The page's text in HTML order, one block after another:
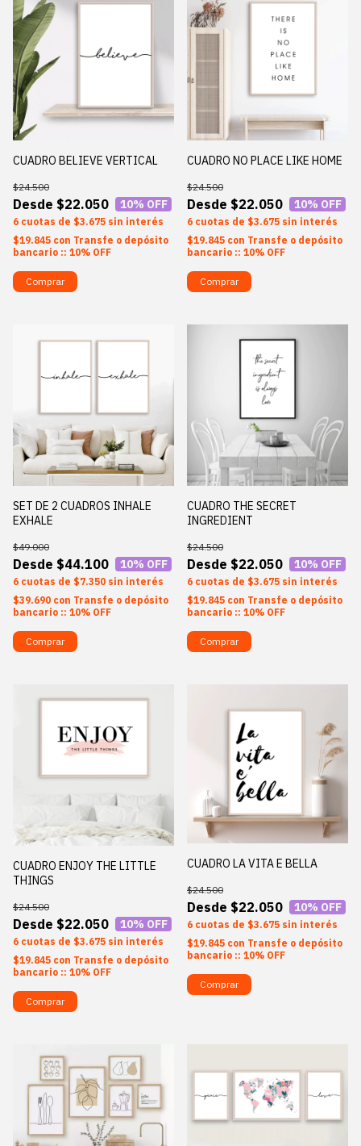
CUADRO BELIEVE VERTICAL
$22.050
$24.500
10% OFF
6 $3.675 sin interés
$19.845 con Transfe o depósito
bancario :: 10% OFF
Comprar
CUADRO NO PLACE LIKE HOME
$22.050
$24.500
10% OFF
6 $3.675 sin interés
$19.845 con Transfe o depósito
bancario :: 10% OFF
Comprar
SET DE 2 CUADROS INHALE
EXHALE
$44.100
$49.000
10% OFF
6 $7.350 sin interés
$39.690 con Transfe o depósito
bancario :: 10% OFF
Comprar
CUADRO THE SECRET
INGREDIENT
$22.050
$24.500
10% OFF
6 $3.675 sin interés
$19.845 con Transfe o depósito
bancario :: 10% OFF
Comprar
CUADRO ENJOY THE LITTLE
THINGS
$22.050
$24.500
10% OFF
6 $3.675 sin interés
$19.845 con Transfe o depósito
bancario :: 10% OFF
Comprar
CUADRO LA VITA E BELLA
$22.050
$24.500
10% OFF
6 $3.675 sin interés
$19.845 con Transfe o depósito
bancario :: 10% OFF
Comprar